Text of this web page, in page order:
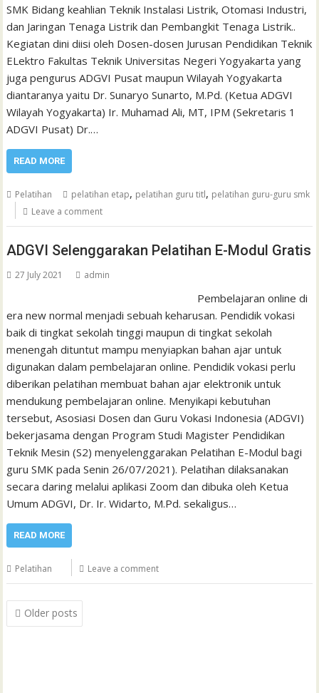
SMK Bidang keahlian Teknik Instalasi Listrik, Otomasi Industri,
dan Jaringan Tenaga Listrik dan Pembangkit Tenaga Listrik..
Kegiatan dini diisi oleh Dosen-dosen Jurusan Pendidikan Teknik
ELektro Fakultas Teknik Universitas Negeri Yogyakarta yang
juga pengurus ADGVI Pusat maupun Wilayah Yogyakarta
diantaranya yaitu Dr. Sunaryo Sunarto, M.Pd. (Ketua ADGVI
Wilayah Yogyakarta) Ir. Muhamad Ali, MT, IPM (Sekretaris 1
ADGVI Pusat) Dr.…
READ MORE
Pelatihan pelatihan etap, pelatihan guru titl, pelatihan guru-guru smk
Leave a comment
ADGVI Selenggarakan Pelatihan E-Modul Gratis
27 July 2021 admin
Pembelajaran online di
era new normal menjadi sebuah keharusan. Pendidik vokasi
baik di tingkat sekolah tinggi maupun di tingkat sekolah
menengah dituntut mampu menyiapkan bahan ajar untuk
digunakan dalam pembelajaran online. Pendidik vokasi perlu
diberikan pelatihan membuat bahan ajar elektronik untuk
mendukung pembelajaran online. Menyikapi kebutuhan
tersebut, Asosiasi Dosen dan Guru Vokasi Indonesia (ADGVI)
bekerjasama dengan Program Studi Magister Pendidikan
Teknik Mesin (S2) menyelenggarakan Pelatihan E-Modul bagi
guru SMK pada Senin 26/07/2021). Pelatihan dilaksanakan
secara daring melalui aplikasi Zoom dan dibuka oleh Ketua
Umum ADGVI, Dr. Ir. Widarto, M.Pd. sekaligus…
READ MORE
Pelatihan Leave a comment
Posts
navigation
Older posts